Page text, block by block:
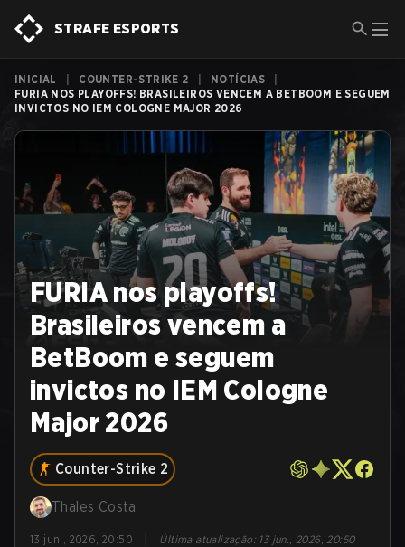
STRAFE ESPORTS
INICIAL COUNTER-STRIKE 2 NOTÍCIAS
FURIA NOS PLAYOFFS! BRASILEIROS VENCEM A BETBOOM E SEGUEM
INVICTOS NO IEM COLOGNE MAJOR 2026
FURIA nos playoffs!
Brasileiros vencem a
BetBoom e seguem
invictos no IEM Cologne
Major 2026
Counter-Strike 2
Thales Costa
13 jun., 2026, 20:50 Última atualização: 13 jun., 2026, 20:50